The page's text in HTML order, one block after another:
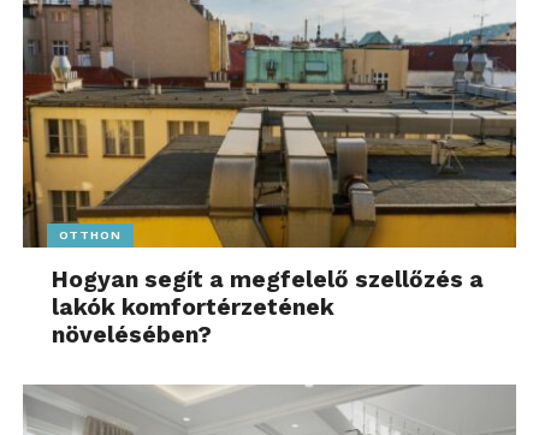
OTTHON
Hogyan segít a megfelelő szellőzés a
lakók komfortérzetének
növelésében?